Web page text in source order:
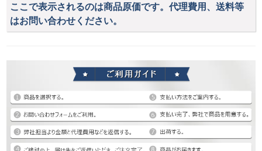
ここで表示されるのは商品原価です。代理費用、送料等
はお問い合わせください。